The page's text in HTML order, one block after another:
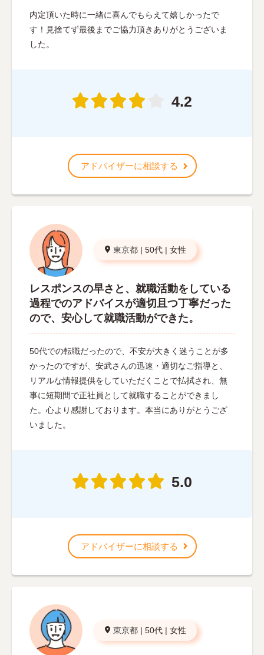
内定頂いた時に一緒に喜んでもらえて嬉しかったで
す！見捨てず最後までご協力頂きありがとうございま
した。
4.2
アドバイザーに相談する
東京都 | 50代 | 女性
レスポンスの早さと、就職活動をしている
過程でのアドバイスが適切且つ丁寧だった
ので、安心して就職活動ができた。
50代での転職だったので、不安が大きく迷うことが多
かったのですが、安武さんの迅速・適切なご指導と、
リアルな情報提供をしていただくことで払拭され、無
事に短期間で正社員として就職することができまし
た。心より感謝しております。本当にありがとうござ
いました。
5.0
アドバイザーに相談する
東京都 | 50代 | 女性